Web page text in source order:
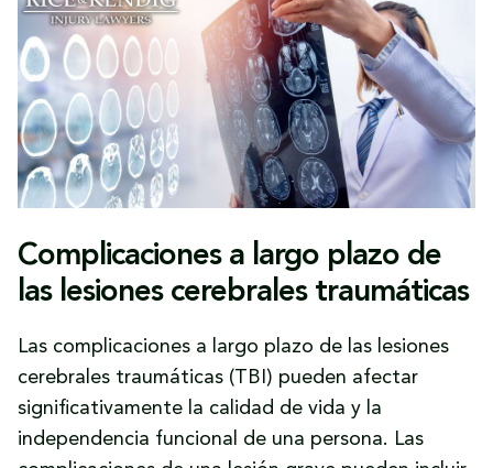
Complicaciones a largo plazo de
las lesiones cerebrales traumáticas
Las complicaciones a largo plazo de las lesiones
cerebrales traumáticas (TBI) pueden afectar
significativamente la calidad de vida y la
independencia funcional de una persona. Las